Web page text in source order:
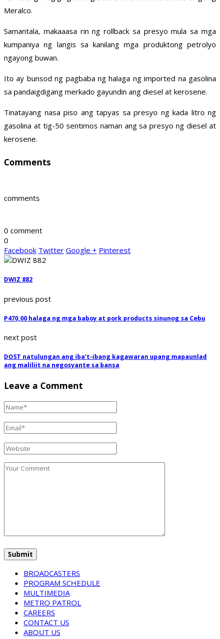
Meralco.
Samantala, makaaasa rin ng rollback sa presyo mula sa mga
kumpaniya ng langis sa kanilang mga produktong petrolyo
ngayong buwan.
Ito ay bunsod ng pagbaba ng halaga ng imported na gasolina
sa pandaigdigang merkado gayundin ang diesel at kerosene.
Tinatayang nasa piso ang tapyas sa presyo ng kada litro ng
gasolina at tig-50 sentimos naman ang sa presyo ng diesel at
kerosene.
Comments
comments
0 comment
0
Facebook Twitter Google + Pinterest
DWIZ 882
previous post
P470,00 halaga ng mga baboy at pork products sinunog sa Cebu
next post
DOST natulungan ang iba’t-ibang kagawaran upang mapaunlad
ang maliliit na negosyante sa bansa
Leave a Comment
BROADCASTERS
PROGRAM SCHEDULE
MULTIMEDIA
METRO PATROL
CAREERS
CONTACT US
ABOUT US